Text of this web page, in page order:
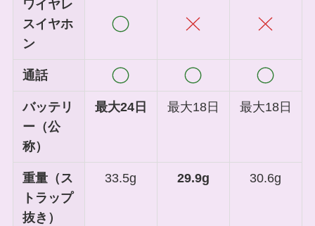
ワイヤレ
スイヤホ
ン
通話
バッテリ
ー（公
称）
最大24日 最大18日 最大18日
重量（ス
トラップ
抜き）
33.5g 29.9g 30.6g